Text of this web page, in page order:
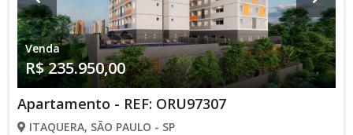
Venda
R$ 235.950,00
Apartamento - REF: ORU97307
ITAQUERA, SÃO PAULO - SP